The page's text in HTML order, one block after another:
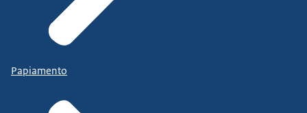
Papiamento